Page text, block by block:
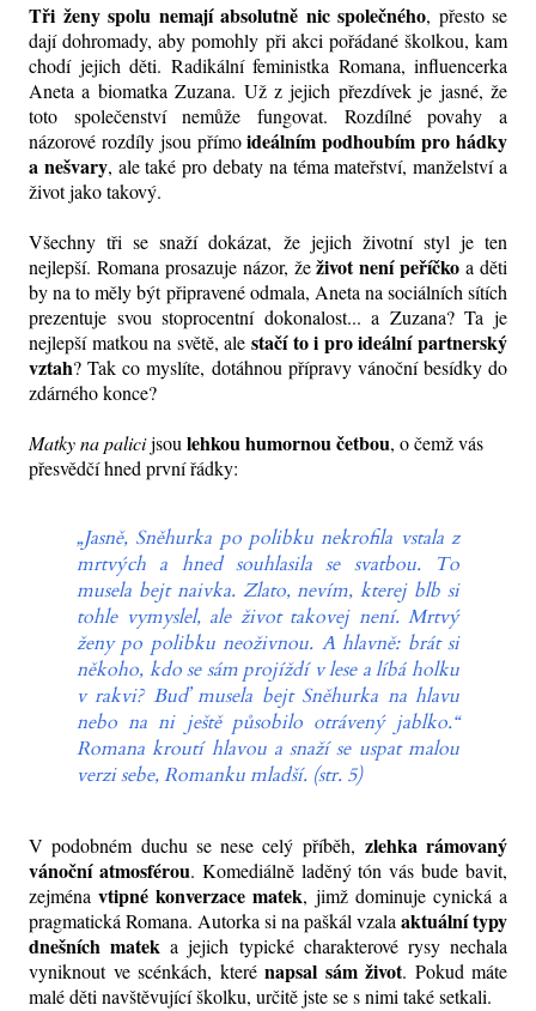
Tři ženy spolu nemají absolutně nic společného, přesto se
dají dohromady, aby pomohly při akci pořádané školkou, kam
chodí jejich děti. Radikální feministka Romana, influencerka
Aneta a biomatka Zuzana. Už z jejich přezdívek je jasné, že
toto společenství nemůže fungovat. Rozdílné povahy a
názorové rozdíly jsou přímoideálním podhoubím pro hádky
a nešvary, ale také pro debaty na téma mateřství, manželství a
život jako takový.
Všechny tři se snaží dokázat, že jejich životní styl je ten
nejlepší. Romana prosazuje názor, žeživot není peříčko a děti
by na to měly být připravené odmala, Aneta na sociálních sítích
prezentuje svou stoprocentní dokonalost... a Zuzana? Ta je
nejlepší matkou na světě, ale stačí to i pro ideální partnerský
vztah? Tak co myslíte, dotáhnou přípravy vánoční besídky do
zdárného konce?
Matky na palicijsou lehkou humornou četbou, o čemž vás
přesvědčí hned první řádky:
„Jasně, Sněhurka po polibku nekrofila vstala z
mrtvých a hned souhlasila se svatbou. To
musela bejt naivka. Zlato, nevím, kterej blb si
tohle vymyslel, ale život takovej není. Mrtvý
ženy po polibku neoživnou. A hlavně: brát si
někoho, kdo se sám projíždí v lese a líbá holku
v rakvi? Buď musela bejt Sněhurka na hlavu
nebo na ni ještě působilo otrávený jablko.“
Romana kroutí hlavou a snaží se uspat malou
verzi sebe, Romanku mladší. (str. 5)
V podobném duchu se nese celý příběh, zlehka rámovaný
vánoční atmosférou. Komediálně laděný tón vás bude bavit,
zejména vtipné konverzace matek, jimž dominuje cynická a
pragmatická Romana. Autorka si na paškál vzala aktuální typy
dnešních mateka jejich typické charakterové rysy nechala
vyniknout ve scénkách, které napsal sám život. Pokud máte
malé děti navštěvující školku, určitě jste se s nimi také setkali.